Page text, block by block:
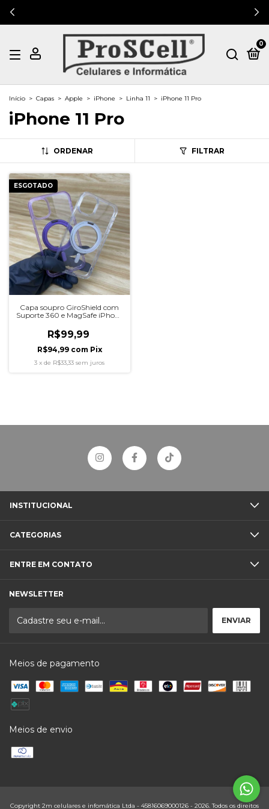
0
Início > Capas > Apple > iPhone > Linha 11 > iPhone 11 Pro
iPhone 11 Pro
ORDENAR FILTRAR
ESGOTADO
Capa soupro GiroShield com
Suporte 360 e MagSafe iPhone
R$99,99
R$94,99 com Pix
3 xde R$33,33 sem juros
INSTITUCIONAL
CATEGORIAS
ENTRE EM CONTATO
NEWSLETTER
Meios de pagamento
Meios de envio
Copyright 2m celulares e infomática Ltda - 45816069000126 - 2026. Todos os direitos